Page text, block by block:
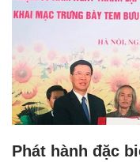
Phát hành đặc